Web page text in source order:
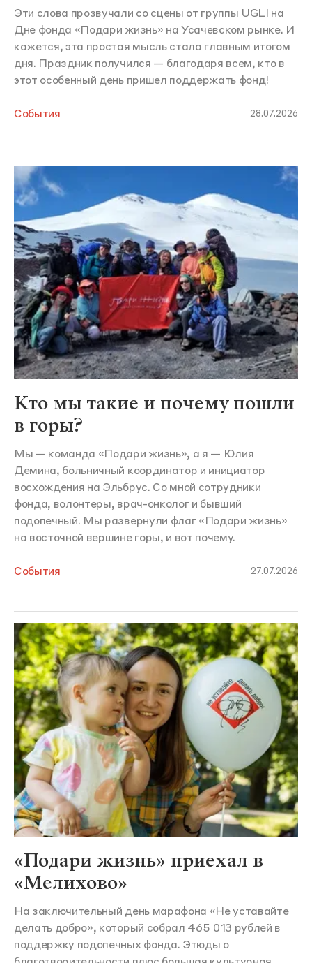
Эти слова прозвучали со сцены от группы UGLI на
Дне фонда «Подари жизнь» на Усачевском рынке. И
кажется, эта простая мысль стала главным итогом
дня. Праздник получился — благодаря всем, кто в
этот особенный день пришел поддержать фонд!
События 28.07.2026
Кто мы такие и почему пошли
в горы?
Мы — команда «Подари жизнь», а я — Юлия
Демина, больничный координатор и инициатор
восхождения на Эльбрус. Со мной сотрудники
фонда, волонтеры, врач-онколог и бывший
подопечный. Мы развернули флаг «Подари жизнь»
на восточной вершине горы, и вот почему.
События 27.07.2026
«Подари жизнь» приехал в
«Мелихово»
На заключительный день марафона «Не уставайте
делать добро», который собрал 465 013 рублей в
поддержку подопечных фонда. Этюды о